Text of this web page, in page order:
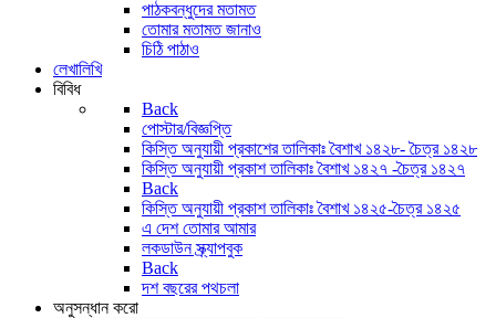
পাঠকবন্ধুদের মতামত
তোমার মতামত জানাও
চিঠি পাঠাও
লেখালিখি
বিবিধ
Back
পোস্টার/বিজ্ঞপ্তি
কিস্তি অনুযায়ী প্রকাশের তালিকাঃ বৈশাখ ১৪২৮- চৈত্র ১৪২৮
কিস্তি অনুযায়ী প্রকাশ তালিকাঃ বৈশাখ ১৪২৭ -চৈত্র ১৪২৭
Back
কিস্তি অনুযায়ী প্রকাশ তালিকাঃ বৈশাখ ১৪২৫-চৈত্র ১৪২৫
এ দেশ তোমার আমার
লকডাউন স্ক্র্যাপবুক
Back
দশ বছরের পথচলা
অনুসন্ধান করো